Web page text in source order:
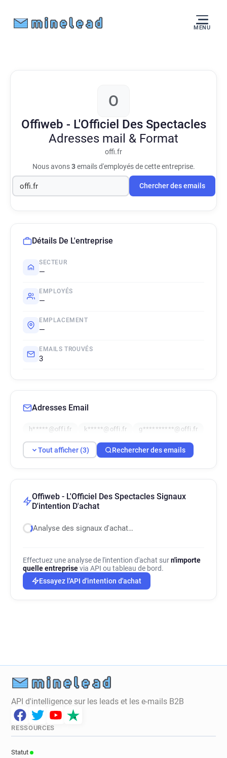
MENU
O
Offiweb - L'Officiel Des Spectacles
Adresses mail & Format
offi.fr
Nous avons3emails d'employés de cette entreprise.
Chercher des emails
Détails De L'entreprise
SECTEUR
—
EMPLOYÉS
—
EMPLACEMENT
—
EMAILS TROUVÉS
3
Adresses Email
h*****@offi.fr k*****@offi.fr g**********@offi.fr
Tout afficher (3) Rechercher des emails
Offiweb - L'Officiel Des Spectacles Signaux
D'intention D'achat
Analyse des signaux d'achat…
Effectuez une analyse de l'intention d'achat surn'importe
quelle entreprisevia API ou tableau de bord.
Essayez l'API d'intention d'achat
API d'intelligence sur les leads et les e-mails B2B
RESSOURCES
Statut